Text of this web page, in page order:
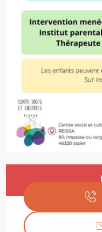
Opening